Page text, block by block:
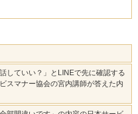
していい？」とLINEで先に確認する
スマナー協会の宮内講師が答えた内